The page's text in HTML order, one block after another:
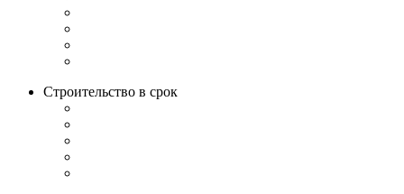
Строительство в срок